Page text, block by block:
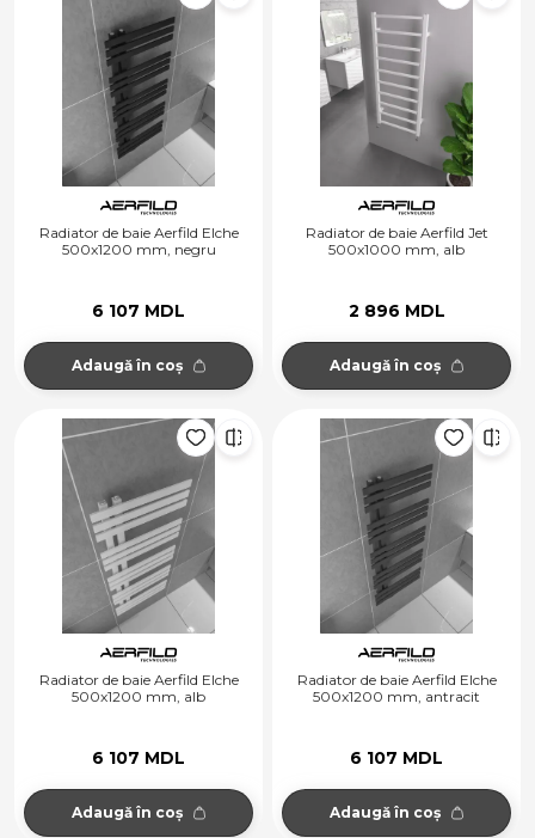
Radiator de baie Aerfild Elche
500x1200 mm, negru
6 107 MDL
Adaugă în coș
Radiator de baie Aerfild Jet
500x1000 mm, alb
2 896 MDL
Adaugă în coș
Radiator de baie Aerfild Elche
500x1200 mm, alb
6 107 MDL
Adaugă în coș
Radiator de baie Aerfild Elche
500x1200 mm, antracit
6 107 MDL
Adaugă în coș